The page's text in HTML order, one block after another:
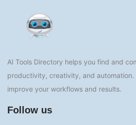
AI Tools Directory helps you find and
productivity, creativity, and automation.
improve your workflows and results.
Follow us